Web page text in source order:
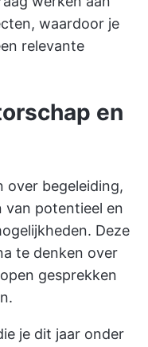
waardoor je
relevante
en
over begeleiding,
van potentieel en
Deze
te denken over
gesprekken
je dit jaar onder